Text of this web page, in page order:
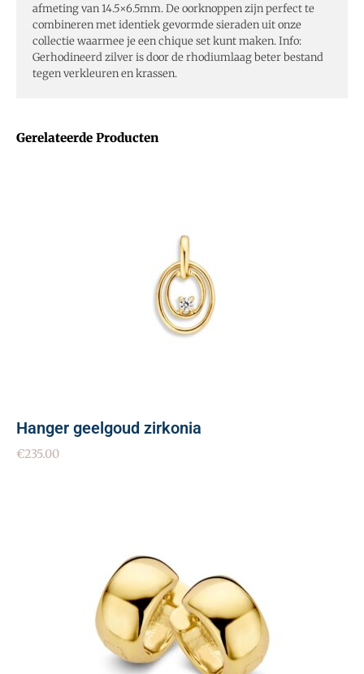
Gerelateerde Producten
Hanger geelgoud zirkonia
€235.00
afmeting van 14.5×6.5mm. De oorknoppen zijn perfect te
combineren met identiek gevormde sieraden uit onze
collectie waarmee je een chique set kunt maken. Info:
Gerhodineerd zilver is door de rhodiumlaag beter bestand
tegen verkleuren en krassen.